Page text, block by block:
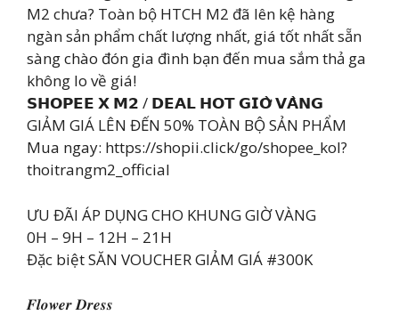
M2 chưa? Toàn bộ HTCH M2 đã lên kệ hàng
ngàn sản phẩm chất lượng nhất, giá tốt nhất sẵn
sàng chào đón gia đình bạn đến mua sắm thả ga
không lo về giá!
𝗦𝗛𝗢𝗣𝗘𝗘 𝗫 𝗠𝟮 / 𝗗𝗘𝗔𝗟 𝗛𝗢𝗧 𝗚𝗜𝗢̛̀ 𝗩𝗔̀𝗡𝗚
GIẢM GIÁ LÊN ĐẾN 50% TOÀN BỘ SẢN PHẨM
Mua ngay: https://shopii.click/go/shopee_kol?
thoitrangm2_official
ƯU ĐÃI ÁP DỤNG CHO KHUNG GIỜ VÀNG
0H – 9H – 12H – 21H
Đặc biệt SĂN VOUCHER GIẢM GIÁ #300K
𝑭𝒍𝒐𝒘𝒆𝒓 𝑫𝒓𝒆𝒔𝒔